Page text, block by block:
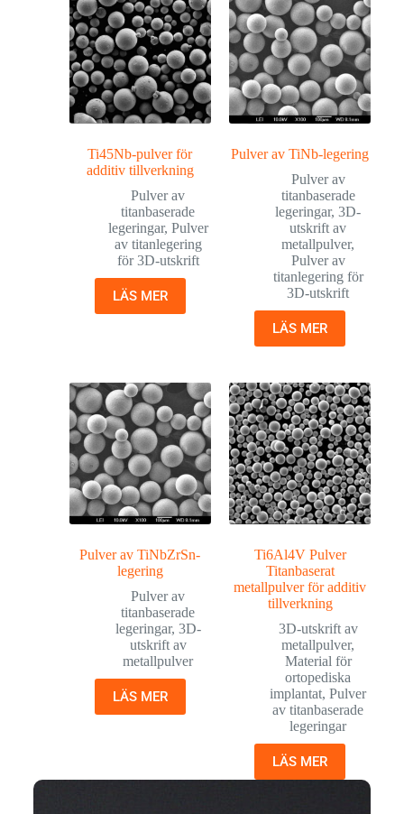
Ti45Nb-pulver för
additiv tillverkning
Pulver av
titanbaserade
legeringar, Pulver
av titanlegering
för 3D-utskrift
LÄS MER
Pulver av TiNb-legering
Pulver av
titanbaserade
legeringar,3D-
utskrift av
metallpulver,
Pulver av
titanlegering för
3D-utskrift
LÄS MER
Pulver av TiNbZrSn-
legering
Pulver av
titanbaserade
legeringar, 3D-
utskrift av
metallpulver
LÄS MER
Ti6Al4V Pulver
Titanbaserat
metallpulver för additiv
tillverkning
3D-utskrift av
metallpulver,
Material för
ortopediska
implantat,Pulver
av titanbaserade
legeringar
LÄS MER